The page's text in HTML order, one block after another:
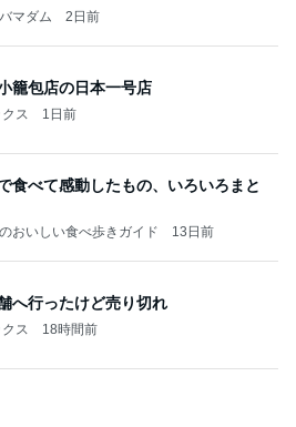
マダム 2日前
籠包店の日本一号店
ス 1日前
食べて感動したもの、いろいろまと
おいしい食べ歩きガイド 13日前
へ行ったけど売り切れ
ス 18時間前